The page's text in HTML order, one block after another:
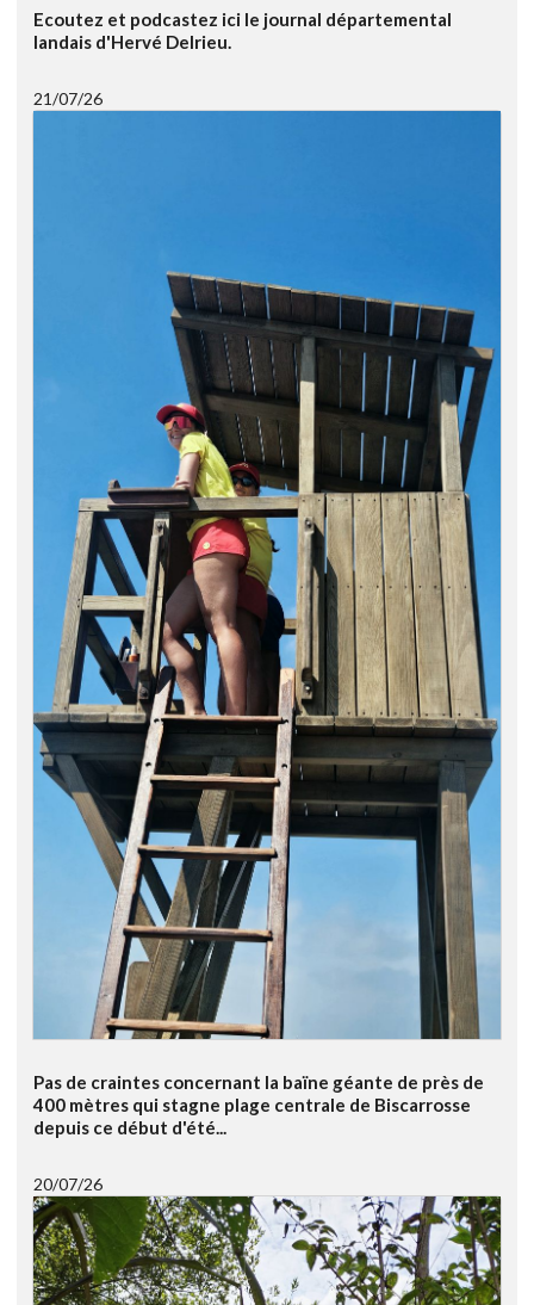
Ecoutez et podcastez ici le journal départemental
landais d'Hervé Delrieu.
21/07/26
Pas de craintes concernant la baïne géante de près de
400 mètres qui stagne plage centrale de Biscarrosse
depuis ce début d'été...
20/07/26